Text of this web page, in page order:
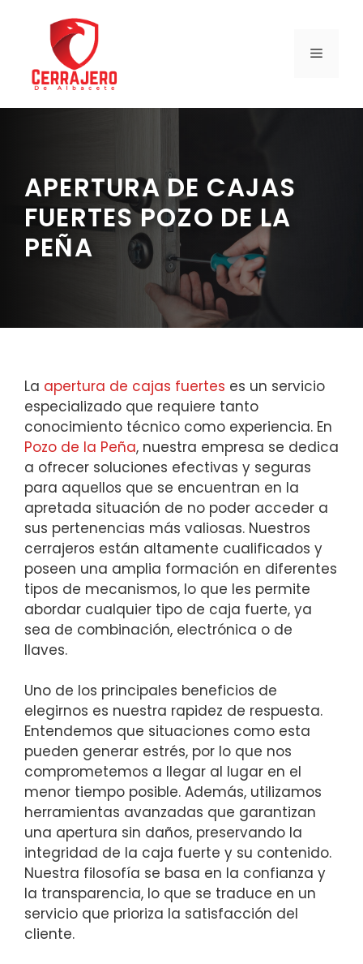
contenido
MENÚ
APERTURA DE CAJAS
FUERTES POZO DE LA
PEÑA
La apertura de cajas fuertes es un servicio
especializado que requiere tanto
conocimiento técnico como experiencia. En
Pozo de la Peña, nuestra empresa se dedica
a ofrecer soluciones efectivas y seguras
para aquellos que se encuentran en la
apretada situación de no poder acceder a
sus pertenencias más valiosas. Nuestros
cerrajeros están altamente cualificados y
poseen una amplia formación en diferentes
tipos de mecanismos, lo que les permite
abordar cualquier tipo de caja fuerte, ya
sea de combinación, electrónica o de
llaves.
Uno de los principales beneficios de
elegirnos es nuestra rapidez de respuesta.
Entendemos que situaciones como esta
pueden generar estrés, por lo que nos
comprometemos a llegar al lugar en el
menor tiempo posible. Además, utilizamos
herramientas avanzadas que garantizan
una apertura sin daños, preservando la
integridad de la caja fuerte y su contenido.
Nuestra filosofía se basa en la confianza y
la transparencia, lo que se traduce en un
servicio que prioriza la satisfacción del
cliente.